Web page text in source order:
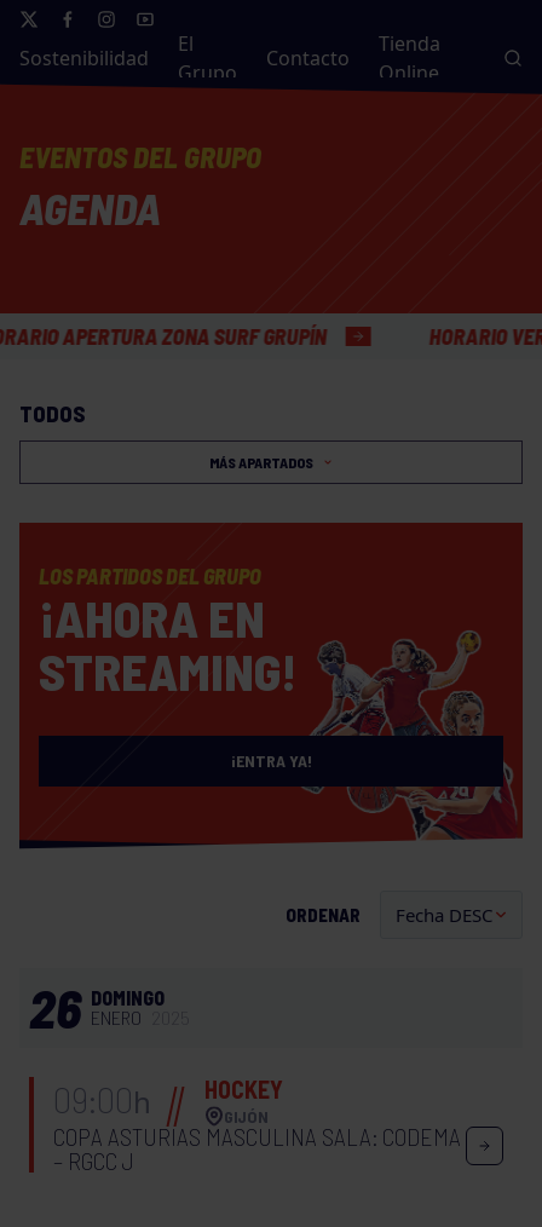
Sostenibilidad
El
Grupo
Contacto
Tienda
Online
EVENTOS DEL GRUPO
AGENDA
ZONA SURF GRUPÍN HORARIO VERANO
TODOS
MÁS APARTADOS
LOS PARTIDOS DEL GRUPO
¡AHORA EN
STREAMING!
¡ENTRA YA!
ORDENAR
26 DOMINGO
ENERO
09:00h HOCKEY
GIJÓN
COPA ASTURIAS MASCULINA SALA: CODEMA
– RGCC J